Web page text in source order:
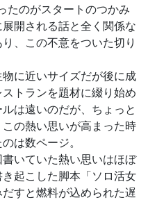
たのがスタートのつかみ
開される話と全く関係な
、この不意をついた切り
に近いサイズだが後に成
トランを題材に綴り始め
は遠いのだが、ちょっと
の熱い思いが高まった時
は数ページ。
いていた熱い思いはほぼ
起こした脚本「ソロ活女
すと燃料が込められた遅